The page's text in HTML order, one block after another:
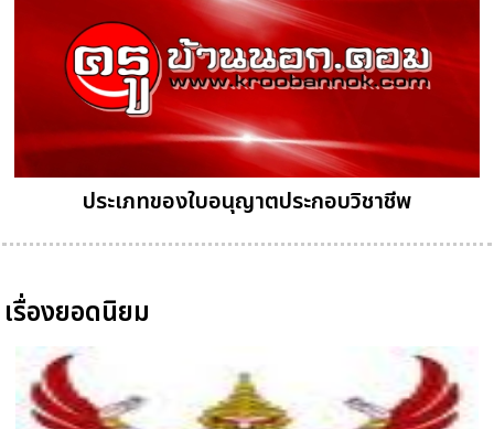
ประเภทของใบอนุญาตประกอบวิชาชีพ
เรื่องยอดนิยม